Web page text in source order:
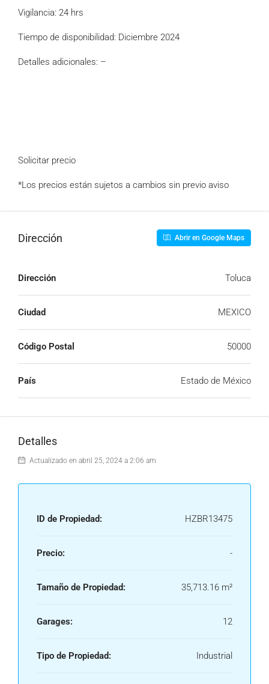
Vigilancia: 24 hrs
Tiempo de disponibilidad: Diciembre 2024
Detalles adicionales: –
Solicitar precio
*Los precios están sujetos a cambios sin previo aviso
Dirección Abrir en Google Maps
Dirección Toluca
Ciudad MEXICO
Código Postal 50000
País Estado de México
Detalles
Actualizado en abril 25, 2024 a 2:06 am
ID de Propiedad: HZBR13475
Precio: -
Tamaño de Propiedad: 35,713.16 m²
Garages: 12
Tipo de Propiedad: Industrial